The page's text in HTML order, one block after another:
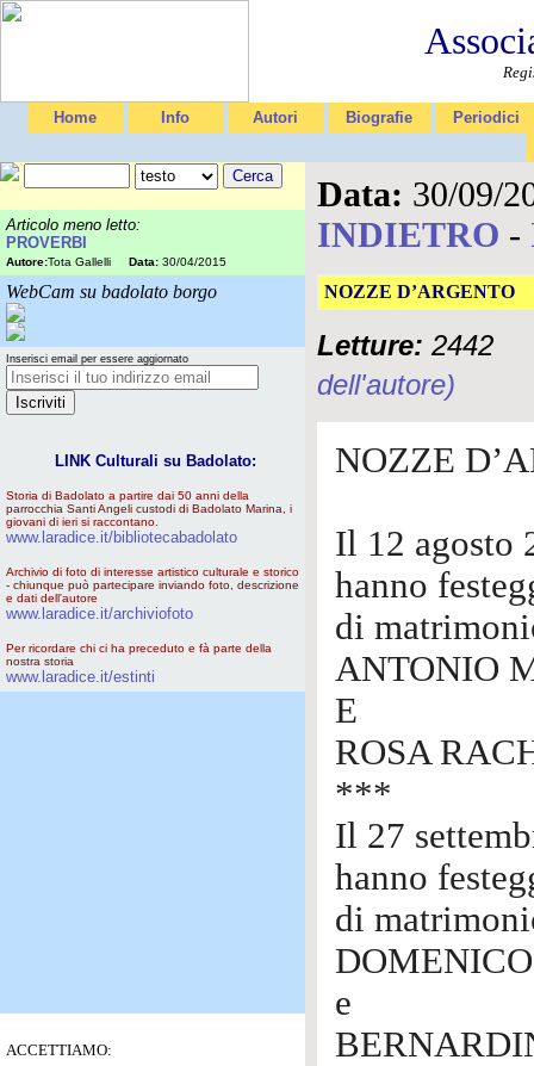
Home Info Autori Biografie Periodici
Articolo meno letto:
PROVERBI
Autore:Tota Gallelli Data: 30/04/2015
WebCam su badolato borgo
Inserisci email per essere aggiornato
LINK Culturali su Badolato:
Storia di Badolato a partire dai 50 anni della
parrocchia Santi Angeli custodi di Badolato Marina, i
giovani di ieri si raccontano.
www.laradice.it/bibliotecabadolato
Archivio di foto di interesse artistico culturale e storico
- chiunque può partecipare inviando foto, descrizione
e dati dell'autore
www.laradice.it/archiviofoto
Per ricordare chi ci ha preceduto e fà parte della
nostra storia
www.laradice.it/estinti
ACCETTIAMO:
Data: 30/09/
INDIETRO -
NOZZE D’ARGENTO
Letture: 2442
dell'autore)
NOZZE
Il 12 agosto
hanno
di
ANTONIO
E
ROSA
***
Il 27
hanno
di
e